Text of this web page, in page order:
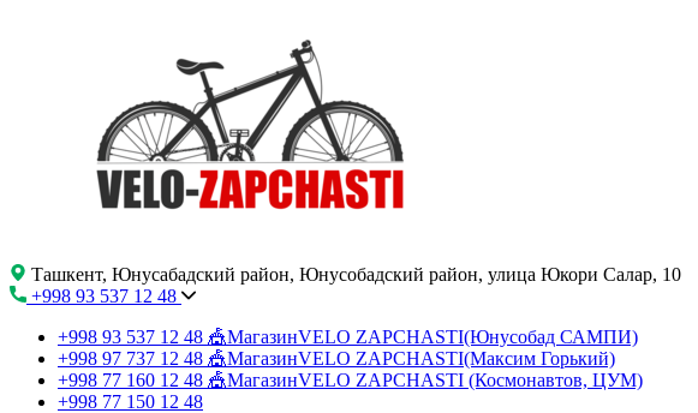
Ташкент, Юнусабадский район, Юнусобадский район, улица Юкори Салар, 10
+998 93 537 12 48
+998 93 537 12 48 🎪МагазинVELO ZAPCHASTI(Юнусобад САМПИ)
+998 97 737 12 48 🎪МагазинVELO ZAPCHASTI(Максим Горький)
+998 77 160 12 48 🎪МагазинVELO ZAPCHASTI (Космонавтов, ЦУМ)
+998 77 150 12 48